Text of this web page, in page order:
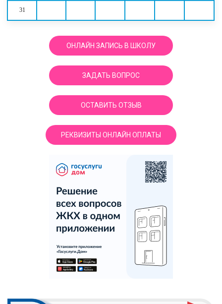
31
ОНЛАЙН ЗАПИСЬ В ШКОЛУ
ЗАДАТЬ ВОПРОС
ОСТАВИТЬ ОТЗЫВ
РЕКВИЗИТЫ ОНЛАЙН ОПЛАТЫ